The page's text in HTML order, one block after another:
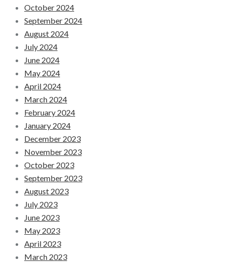
October 2024
September 2024
August 2024
July 2024
June 2024
May 2024
April 2024
March 2024
February 2024
January 2024
December 2023
November 2023
October 2023
September 2023
August 2023
July 2023
June 2023
May 2023
April 2023
March 2023